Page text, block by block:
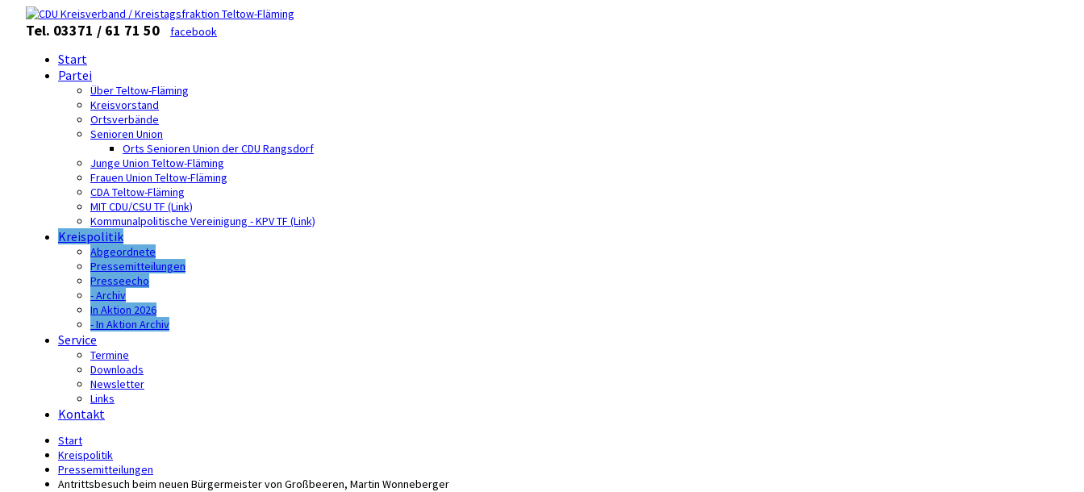
Tel. 03371 / 61 71 50 facebook
Start
Partei
Über Teltow-Fläming
Kreisvorstand
Ortsverbände
Senioren Union
Orts Senioren Union der CDU Rangsdorf
Junge Union Teltow-Fläming
Frauen Union Teltow-Fläming
CDA Teltow-Fläming
MIT CDU/CSU TF (Link)
Kommunalpolitische Vereinigung - KPV TF (Link)
Kreispolitik
Abgeordnete
Pressemitteilungen
Presseecho
- Archiv
In Aktion 2026
- In Aktion Archiv
Service
Termine
Downloads
Newsletter
Links
Kontakt
Start
Kreispolitik
Pressemitteilungen
Antrittsbesuch beim neuen Bürgermeister von Großbeeren, Martin Wonneberger